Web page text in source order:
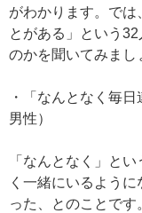
がわかります。では
とがある」という
のかを聞いてみまし
・「なんとなく毎
男性）
「なんとなく」と
く一緒にいるよう
った、とのことです